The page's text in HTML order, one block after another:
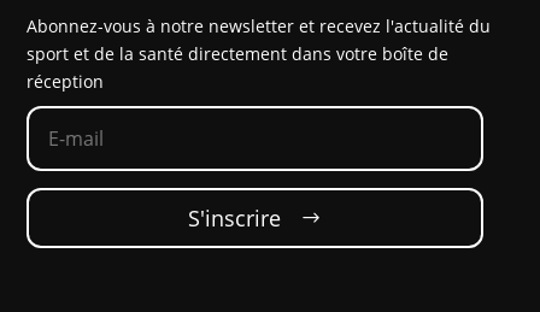
Abonnez-vous à notre newsletter et recevez l'actualité du
sport et de la santé directement dans votre boîte de
réception
S'inscrire‎‎ ‎ ‎